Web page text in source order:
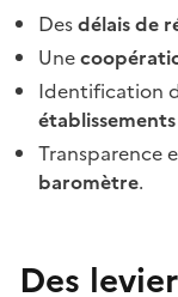
Desdélais de
Une
Identification
Transparence
baromètre.
Des